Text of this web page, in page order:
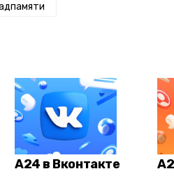
А24 в Вконтакте